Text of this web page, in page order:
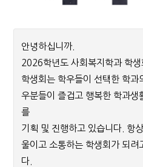
안녕하십니까.
2026학년도 사회복지학과 학생
학생회는 학우들이 선택한 학과
우분들이 즐겁고 행복한 학과생
를
기획 및 진행하고 있습니다. 항
울이고 소통하는 학생회가 되려
다.